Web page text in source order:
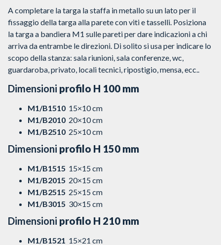
A completare la targa la staffa in metallo su un lato per il
fissaggio della targa alla parete con viti e tasselli. Posiziona
la targa a bandiera M1 sulle pareti per dare indicazioni a chi
arriva da entrambe le direzioni. Di solito si usa per indicare lo
scopo della stanza: sala riunioni, sala conferenze, wc,
guardaroba, privato, locali tecnici, ripostigio, mensa, ecc..
Dimensioni profilo H 100 mm
M1/B1510 15×10 cm
M1/B2010 20×10 cm
M1/B2510 25×10 cm
Dimensioni profilo H 150 mm
M1/B1515 15×15 cm
M1/B2015 20×15 cm
M1/B2515 25×15 cm
M1/B3015 30×15 cm
Dimensioni profilo H 210 mm
M1/B1521 15×21 cm